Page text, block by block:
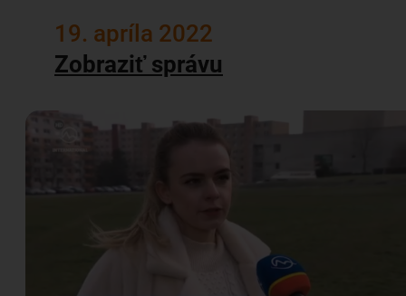
19. apríla 2022
Zobraziť správu